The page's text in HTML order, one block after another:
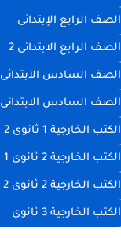
الصف الرابع الإبتدائى
الصف الرابع الابتدائى 2
الصف السادس الابتدائى
الصف السادس الابتدائى 2
الكتب الخارجية 1 ثانوى 2
الكتب الخارجية 2 ثانوى 1
الكتب الخارجية 2 ثانوى 2
الكتب الخارجية 3 ثانوى